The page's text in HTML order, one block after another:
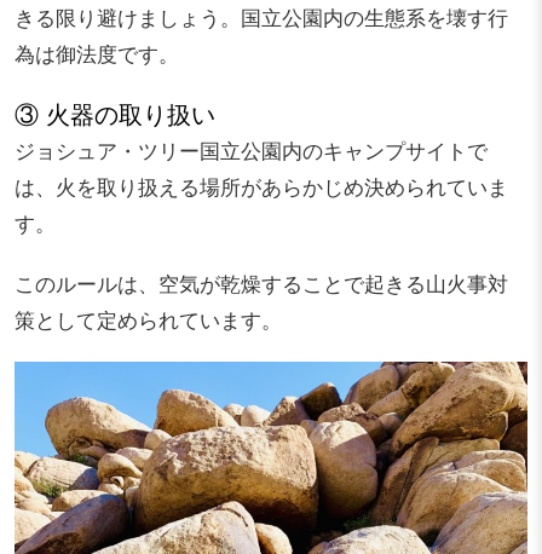
きる限り避けましょう。国立公園内の生態系を壊す行
為は御法度です。
③ 火器の取り扱い
ジョシュア・ツリー国立公園内のキャンプサイトで
は、火を取り扱える場所があらかじめ決められていま
す。
このルールは、空気が乾燥することで起きる山火事対
策として定められています。